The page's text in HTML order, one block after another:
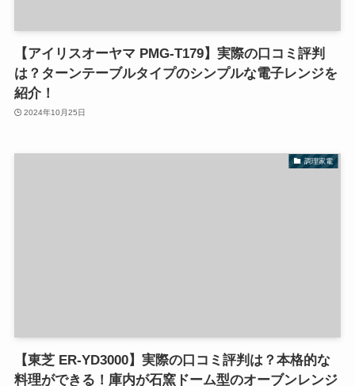
【アイリスオーヤマ PMG-T179】実際の口コミ評判
は？ターンテーブルタイプのシンプルな電子レンジを
紹介！
2024年10月25日
調理家電
【東芝 ER-YD3000】実際の口コミ評判は？本格的な
料理ができる！庫内が石窯ドーム型のオーブンレンジ